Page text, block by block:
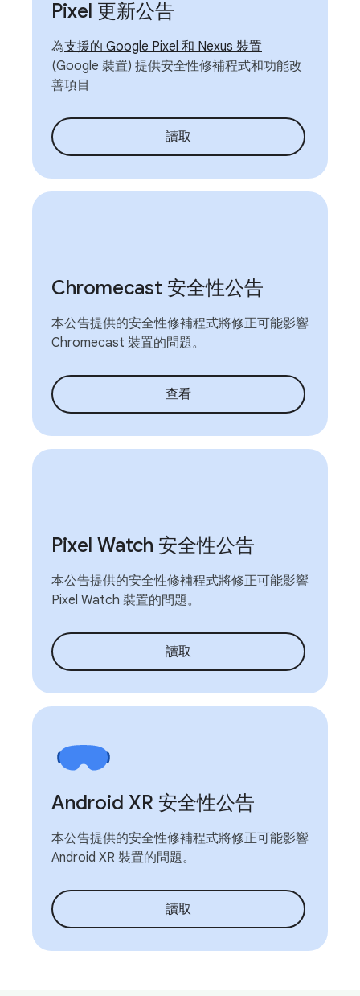
Pixel 更新公告
為支援的 Google Pixel 和 Nexus 裝置
(Google 裝置) 提供安全性修補程式和功能改
善項目
讀取
Chromecast 安全性公告
本公告提供的安全性修補程式將修正可能影響
Chromecast 裝置的問題。
查看
Pixel Watch 安全性公告
本公告提供的安全性修補程式將修正可能影響
Pixel Watch 裝置的問題。
讀取
Android XR 安全性公告
本公告提供的安全性修補程式將修正可能影響
Android XR 裝置的問題。
讀取